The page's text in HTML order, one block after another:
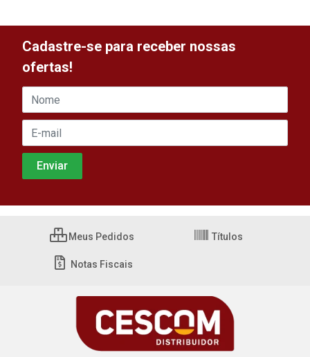
Cadastre-se para receber nossas
ofertas!
Meus Pedidos Títulos
Notas Fiscais